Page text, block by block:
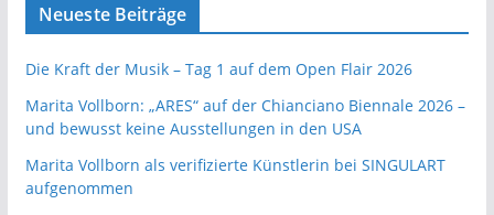
Neueste Beiträge
Die Kraft der Musik – Tag 1 auf dem Open Flair 2026
Marita Vollborn: „ARES“ auf der Chianciano Biennale 2026 –
und bewusst keine Ausstellungen in den USA
Marita Vollborn als verifizierte Künstlerin bei SINGULART
aufgenommen